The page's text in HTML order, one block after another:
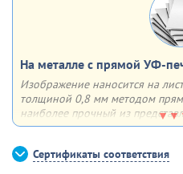
На металле с прямой УФ-
Изображение наносится на
толщиной 0,8 мм методом
наиболее прочный из
дополнительной опцииможем
Сертификаты соответствия